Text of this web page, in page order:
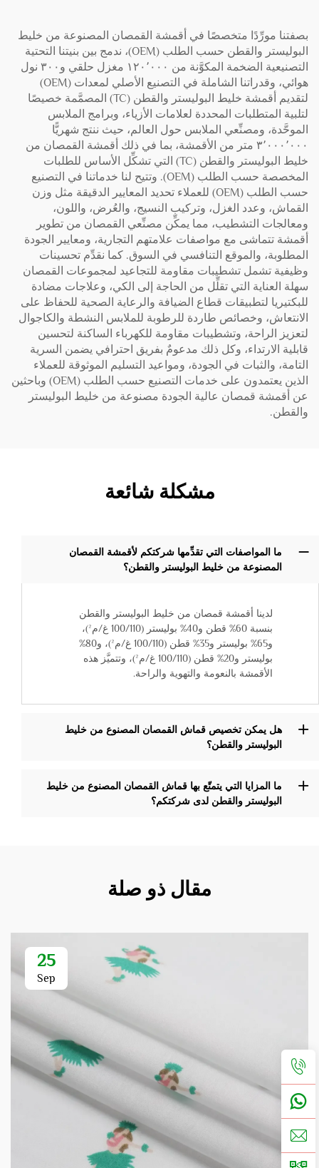
بصفتنا مورِّدًا متخصصًا في أقمشة القمصان المصنوعة من خليط
البوليستر والقطن حسب الطلب (OEM)، ندمج بين بنيتنا التحتية
التصنيعية الضخمة المكوَّنة من ١٢٠٬٠٠٠ مغزل حلقي و٣٠٠ نول
هوائي، وقدراتنا الشاملة في التصنيع الأصلي لمعدات (OEM)
لتقديم أقمشة خليط البوليستر والقطن (TC) المصمَّمة خصيصًا
لتلبية المتطلبات المحددة لعلامات الأزياء، وبرامج الملابس
الموحَّدة، ومصنِّعي الملابس حول العالم، حيث ننتج شهريًّا
٣٬٠٠٠٬٠٠٠ متر من الأقمشة، بما في ذلك أقمشة القمصان من
خليط البوليستر والقطن (TC) التي تشكِّل الأساس للطلبات
المخصصة حسب الطلب (OEM). وتتيح لنا خدماتنا في التصنيع
حسب الطلب (OEM) للعملاء تحديد المعايير الدقيقة مثل وزن
القماش، وعدد الغزل، وتركيب النسيج، والعُرض، واللون،
ومعالجات التشطيب، مما يمكِّن مصنِّعي القمصان من تطوير
أقمشة تتماشى مع مواصفات علامتهم التجارية، ومعايير الجودة
المطلوبة، والموقع التنافسي في السوق. كما نقدِّم تحسينات
وظيفية تشمل تشطيبات مقاومة للتجاعيد لمجموعات القمصان
سهلة العناية التي تقلِّل من الحاجة إلى الكي، وعلاجات مضادة
للبكتيريا لتطبيقات قطاع الضيافة والرعاية الصحية للحفاظ على
الانتعاش، وخصائص طاردة للرطوبة للملابس النشطة والكاجوال
لتعزيز الراحة، وتشطيبات مقاومة للكهرباء الساكنة لتحسين
قابلية الارتداء، وكل ذلك مدعومٌ بفريق احترافي يضمن السرية
التامة، والثبات في الجودة، ومواعيد التسليم الموثوقة للعملاء
الذين يعتمدون على خدمات التصنيع حسب الطلب (OEM) وباحثين
عن أقمشة قمصان عالية الجودة مصنوعة من خليط البوليستر
والقطن.
مشكلة شائعة
ما المواصفات التي تقدِّمها شركتكم لأقمشة القمصان
المصنوعة من خليط البوليستر والقطن؟
لدينا أقمشة قمصان من خليط البوليستر والقطن
بنسبة 60% قطن و40% بوليستر (100/110 غ/م²)،
و65% بوليستر و35% قطن (100/110 غ/م²)، و80%
بوليستر و20% قطن (100/110 غ/م²)، وتتميَّز هذه
الأقمشة بالنعومة والتهوية والراحة.
هل يمكن تخصيص قماش القمصان المصنوع من خليط
البوليستر والقطن؟
ما المزايا التي يتمتّع بها قماش القمصان المصنوع من خليط
البوليستر والقطن لدى شركتكم؟
مقال ذو صلة
25
Sep